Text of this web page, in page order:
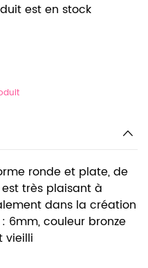
est en stock
ronde et plate, de
très plaisant à
dans la création
6mm, couleur bronze
vieilli